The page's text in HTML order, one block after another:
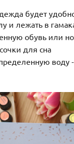
будет
и лежать в
обувь или
для сна
воду